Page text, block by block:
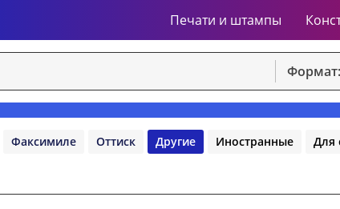
Печати и штампы
Формат:
Факсимиле Оттиск Другие Иностранные
Для